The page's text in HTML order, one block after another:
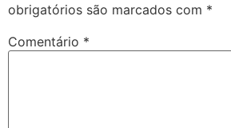
obrigatórios são marcados com *
Comentário *